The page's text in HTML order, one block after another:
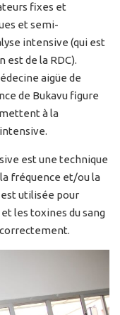
fixes et
et semi-
intensive (qui est
de la RDC).
aigüe de
de Bukavu figure
à la
est une technique
fréquence et/ou la
est utilisée pour
les toxines du sang